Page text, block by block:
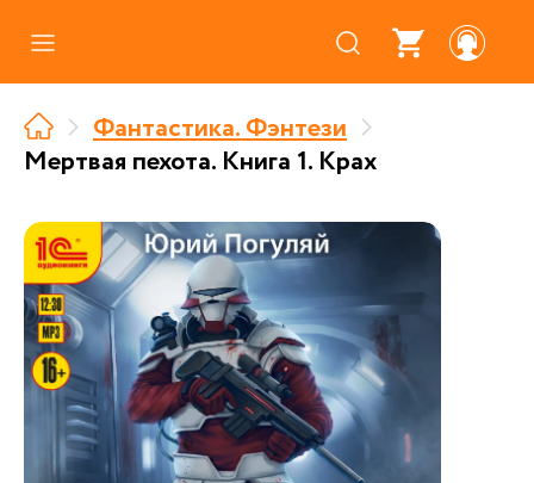
Где купить
О нас
Партнерам
Фантастика. Фэнтези
Мертвая пехота. Книга 1. Крах